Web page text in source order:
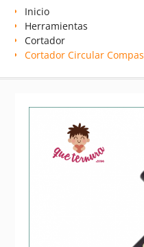
Inicio
Herramientas
Cortador
Cortador Circular Compas